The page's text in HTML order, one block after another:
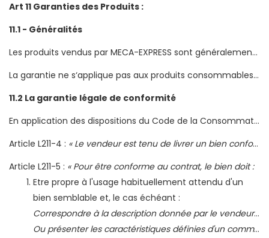
Art 11 Garanties des Produits :
11.1 - Généralités
Les produits vendus par MECA-EXPRESS sont généralement garantis un an ou deux ans par les constructeurs.
La garantie ne s‘applique pas aux produits consommables tels que lave glace, désodorisant, produit d‘entretien, additif...
11.2 La garantie légale de conformité
En application des dispositions du Code de la Consommation reproduites ci-dessous, le Client bénéficie d'une garantie contre les défauts de conformité des pièces achetées sur le site www.meca-express.fr.
Article L211-4 : « Le vendeur est tenu de livrer un bien conforme au contrat et répond des défauts de conformité existant lors de la délivrance. Il répond également des défauts de conformité résultant de l'emballage, des instructions de montage ou de l'installation lorsque celle-ci a été mise à sa charge par le contrat ou a été réalisée sous sa responsabilité ».
Article L211-5 : « Pour être conforme au contrat, le bien doit :
Etre propre à l'usage habituellement attendu d'un
bien semblable et, le cas échéant :
Correspondre à la description donnée par le vendeur et posséder les qualités que celui-ci a présentées à l'acheteur sous forme d'échantillon ou de modèle ;
Ou présenter les caractéristiques définies d'un commun accord par les parties ou être propre à tout usage spécial recherché par l'acheteur, porté à la connaissance du vendeur et que ce dernier a accepté ».